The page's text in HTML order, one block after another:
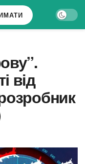
від